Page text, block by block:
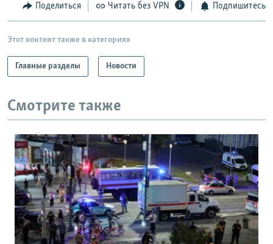
Поделиться Читать без VPN Подпишитесь
Этот контент также в категориях
Главные разделы Новости
Смотрите также